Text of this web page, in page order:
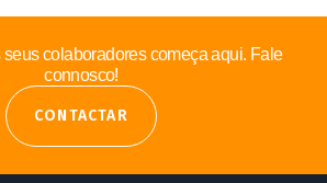
colaboradores começa aqui. Fale
connosco!
CONTACTAR